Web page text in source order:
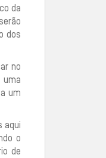
da
dos
no
uma
um
aqui
o
de